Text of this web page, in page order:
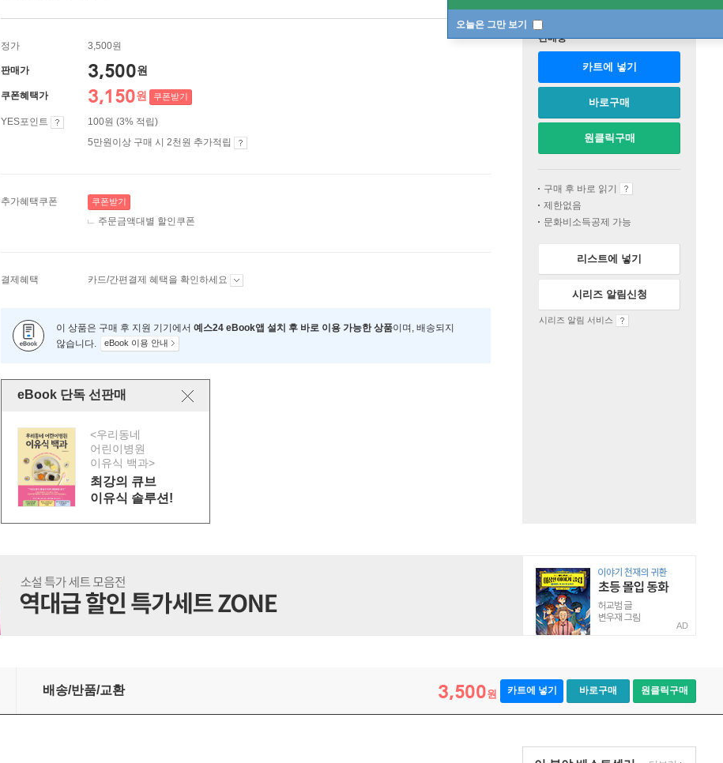
오늘은 그만 보기
정가 3,500원
판매가 3,500원
쿠폰혜택가 3,150원 쿠폰받기
YES포인트
100원 (3% 적립)
5만원이상 구매 시 2천원 추가적립
추가혜택쿠폰 쿠폰받기
주문금액대별 할인쿠폰
결제혜택 카드/간편결제 혜택을 확인하세요
이 상품은 구매 후 지원 기기에서 예스24 eBook앱 설치 후 바로 이용 가능한 상품이며, 배송되지
않습니다.
eBook 이용 안내
eBook 단독 선판매
<우리동네
어린이병원
이유식 백과>
최강의 큐브
이유식 솔루션!
판매중
카트에 넣기
바로구매
원클릭구매
구매 후 바로 읽기
제한없음
문화비소득공제 가능
리스트에 넣기
시리즈 알림신청
시리즈 알림 서비스
AD
배송/반품/교환 3,500원 카트에 넣기 바로구매 원클릭구매